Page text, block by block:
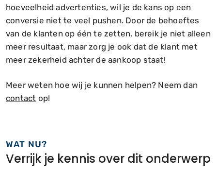
hoeveelheid advertenties, wil je de kans op een
conversie niet te veel pushen. Door de behoeftes
van de klanten op één te zetten, bereik je niet alleen
meer resultaat, maar zorg je ook dat de klant met
meer zekerheid achter de aankoop staat!
Meer weten hoe wij je kunnen helpen? Neem dan
contact op!
WAT NU?
Verrijk je kennis over dit onderwerp